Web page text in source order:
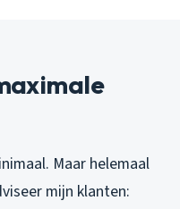
Maar helemaal
mijn klanten: